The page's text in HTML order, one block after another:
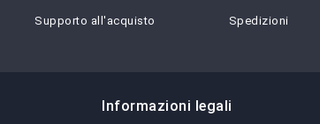
Supporto all'acquisto Spedizioni
Informazioni legali